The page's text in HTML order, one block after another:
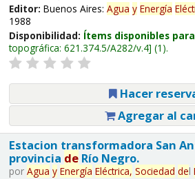
Editor: Buenos Aires: Agua y Energía
1988
Disponibilidad: Ítems disponibles
topográfica: 621.374.5/A282/v.4 (1).
Hacer
Agregar al
Estacion transformadora San
provincia deRío Negro.
por Agua y Energía Eléctrica, Sociedad del